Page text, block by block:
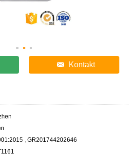
Kontakt
, GR201744202646